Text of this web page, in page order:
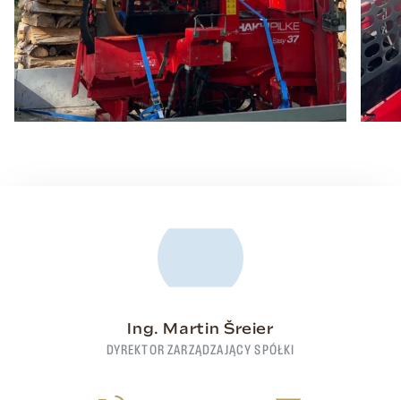
Ing. Martin Šreier
DYREKTOR ZARZĄDZAJĄCY SPÓŁKI